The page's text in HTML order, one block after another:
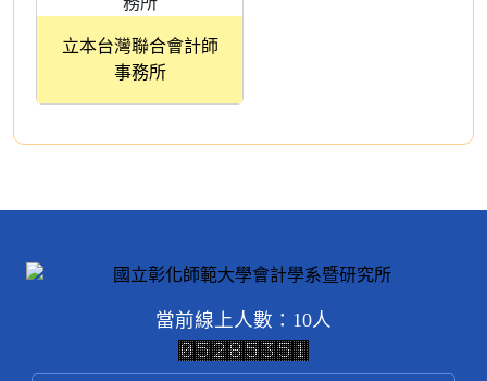
立本台灣聯合會計師
事務所
當前線上人數：10人